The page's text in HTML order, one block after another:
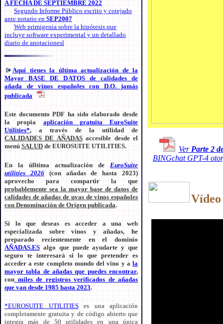
A FECHA DE SEPTIEMBRE 2022
Segundo Informe Público escrito y cotejado
ante notario en SEP2007
Web primigenia sobre la hipótesis que
incluye software experimental y un detallado
diario de anotacionesl
Aquí tienes la última actualización de la
Mayor BASE DE DATOS de calidades de
añada de vinos españoles con D.O. jamás
publicada
Este documento PDF ha sido elaborado desde
la propia aplicación gratuita EuroSuite
Utilities*, a través de la utilidad de
CALIDADES DE AÑADASaccesible desde el
menú SALUD de EUROSUITE UTILITIES.
En la úlltima actualización de EuroSuite
utilities 2026(con añadas de hasta 2023)
aprovecho para compartir la que
probablemente sea la mayor base de datos de
calidades de añadas de uvas de vinos españoles
con Denominación de Origen publicada.
Si lo que deseas es acceder a una web
especializada sobre vinos y añadas, he
preparado recientemente en el dominio
AÑADAS.ES algo que puede ayudarte y que
seguro te interesará si lo que pretender es
acceder a este completo mundo del vino y a la
mayor tabla de añadas que puedes encontrar,
con miles de registros verificados de añadas
que van desde 1985 hasta 2023.
*EUROSUITE UTILITIESes una aplicación
completamente gratuita y de código abierto que
integra más de 50 utilidades en una única
Ver Parte 2
BINGchat GPT-4